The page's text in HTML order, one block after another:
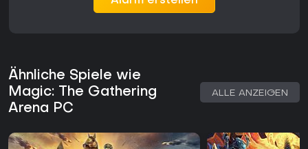
Ähnliche Spiele wie
Magic: The Gathering
Arena PC
ALLE ANZEIGEN